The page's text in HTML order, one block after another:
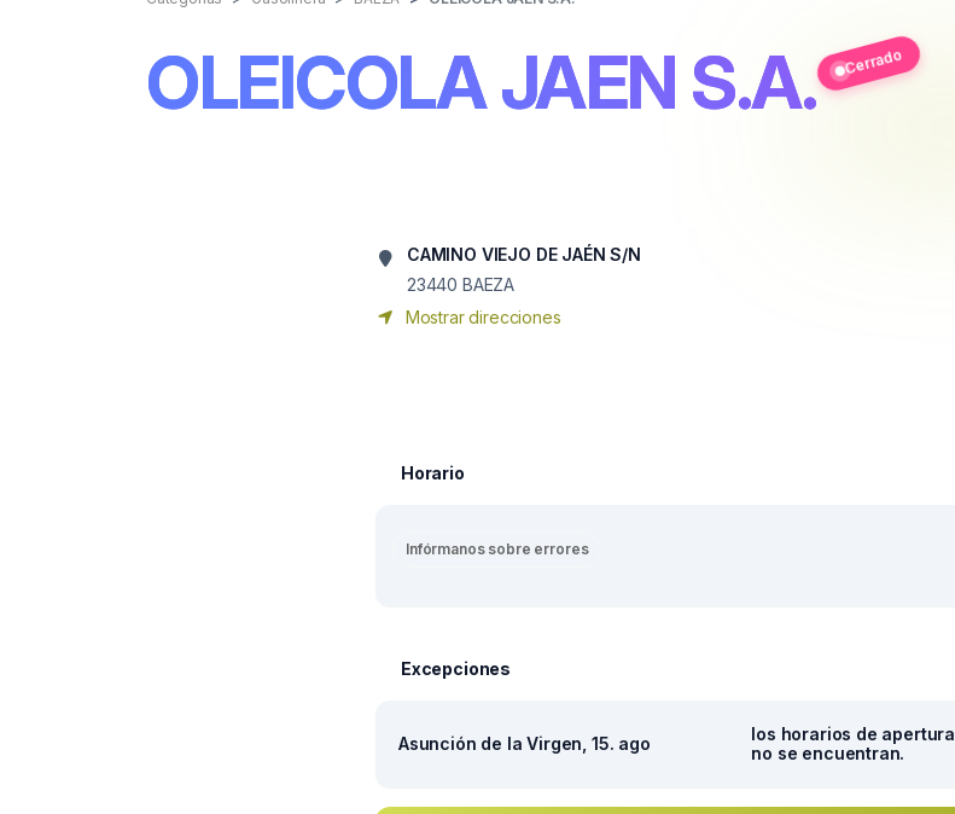
OLEICOLA JAEN S.A. Cerrado
CAMINO VIEJO DE JAÉN S/N
23440 BAEZA
Mostrar direcciones
Horario
Infórmanos sobre errores
Excepciones
Asunción de la Virgen, 15. ago
los horarios de apertura
no se encuentran.